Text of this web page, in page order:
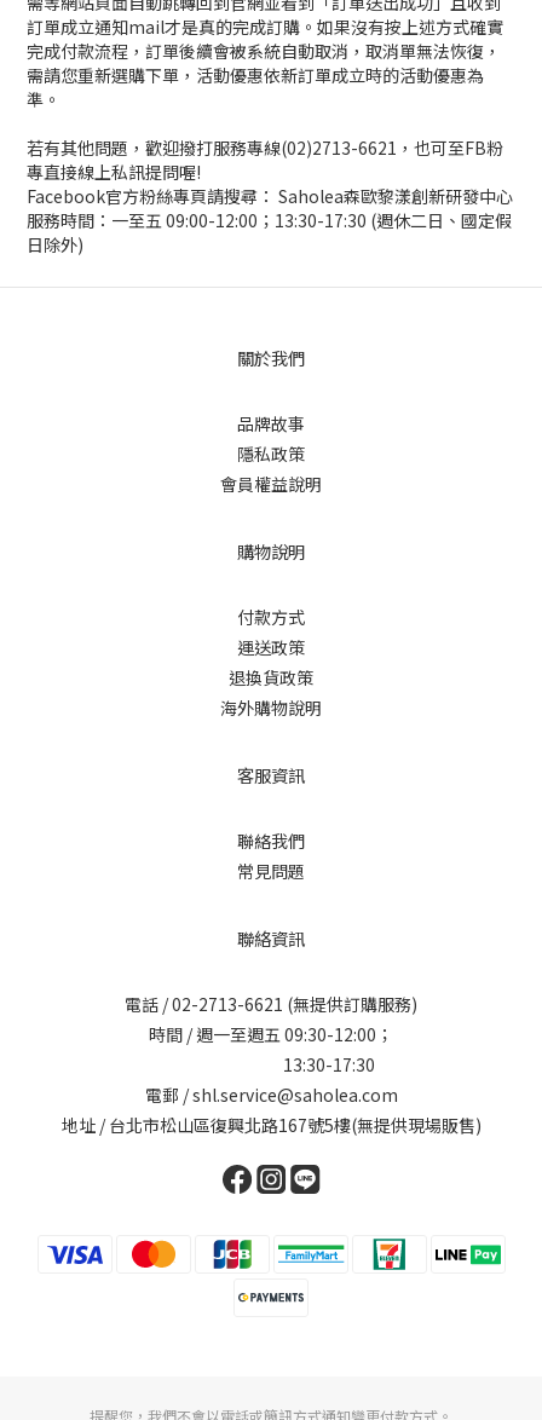
訂單成立通知mail才是真的完成訂購。如果沒有按上述方式確實
完成付款流程，訂單後續會被系統自動取消，取消單無法恢復，
需請您重新選購下單，活動優惠依新訂單成立時的活動優惠為
準。
若有其他問題，歡迎撥打服務專線(02)2713-6621，也可至FB粉
專直接線上私訊提問喔!
Facebook官方粉絲專頁請搜尋： Saholea森歐黎漾創新研發中心
服務時間：一至五 09:00-12:00；13:30-17:30 (週休二日、國定假
日除外)
關於我們
品牌故事
隱私政策
會員權益說明
購物說明
付款方式
運送政策
退換貨政策
海外購物說明
客服資訊
聯絡我們
常見問題
聯絡資訊
電話 /02-2713-6621 (無提供訂購服務)
時間 / 週一至週五 09:30-12:00；
13:30-17:30
電郵 / shl.service@saholea.com
地址 / 台北市松山區復興北路167號5樓(無提供現場販售)
提醒您，我們不會以電話或簡訊方式通知變更付款方式。